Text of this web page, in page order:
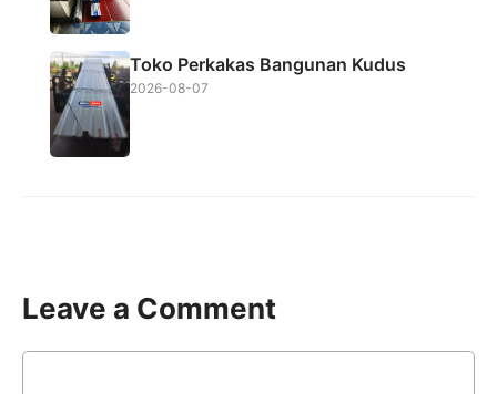
Toko Perkakas Bangunan Kudus
2026-08-07
Leave a Comment
Comment